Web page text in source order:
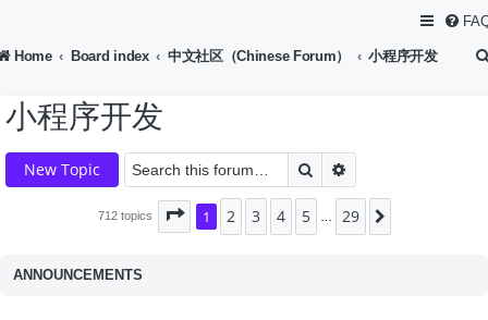
Home Board index 中文社区（Chinese Forum） 小程序开发
小程序开发
New Topic Search
712 topics Page 1of29
1 2 3 4 5 29
ANNOUNCEMENTS